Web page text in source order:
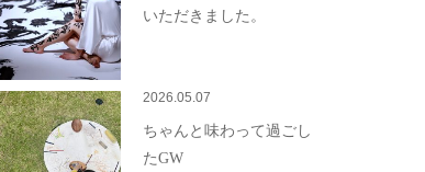
いただきました。
2026.05.07
ちゃんと味わって過ごし
たGW